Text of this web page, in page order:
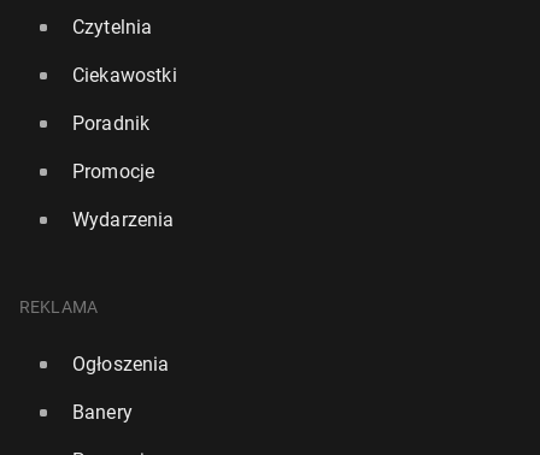
Czytelnia
Ciekawostki
Poradnik
Promocje
Wydarzenia
REKLAMA
Ogłoszenia
Banery